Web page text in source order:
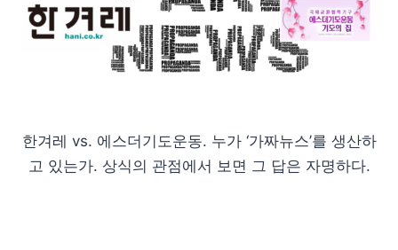
한겨레 vs. 에스더기도운동. 누가 ‘가짜뉴스’를 생산하
고 있는가. 상식의 관점에서 보면 그 답은 자명하다.